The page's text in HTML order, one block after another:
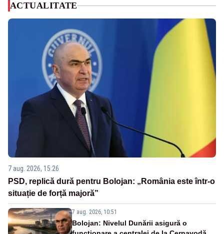
ACTUALITATE
7 aug. 2026, 15:26
PSD, replică dură pentru Bolojan: „România este într-o
situație de forță majoră”
7 aug. 2026, 10:51
Bolojan: Nivelul Dunării asigură o